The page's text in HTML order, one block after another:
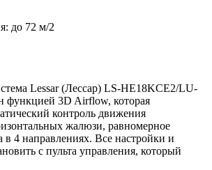
до 72 м/2
Lessar (Лессар) LS-HE18KCE2/LU-
функцией 3D Airflow, которая
контроль движения
жалюзи, равномерное
в 4 направлениях. Все настройки и
с пульта управления, который